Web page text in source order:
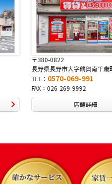
〒381-2243
長野県長野市稲里1-5-25
TEL： 0570-067-878
FAX：026-286-7888
店舗詳細